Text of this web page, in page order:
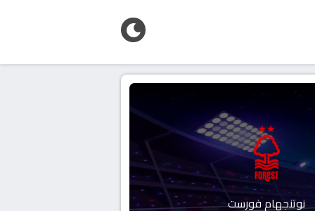
نوتنجهام فورست